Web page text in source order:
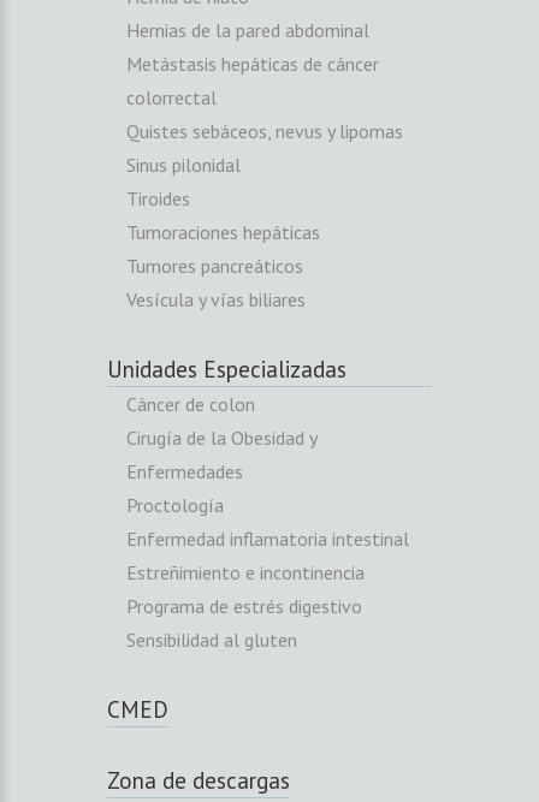
Hernias de la pared abdominal
Metástasis hepáticas de cáncer
colorrectal
Quistes sebáceos, nevus y lipomas
Sinus pilonidal
Tiroides
Tumoraciones hepáticas
Tumores pancreáticos
Vesícula y vías biliares
Unidades Especializadas
Cáncer de colon
Cirugía de la Obesidad y
Enfermedades
Proctología
Enfermedad inflamatoria intestinal
Estreñimiento e incontinencia
Programa de estrés digestivo
Sensibilidad al gluten
CMED
Zona de descargas